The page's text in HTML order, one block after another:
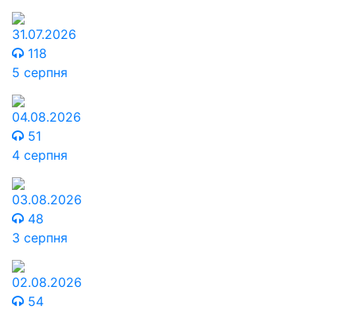
31.07.2026
118
5 серпня
04.08.2026
51
4 серпня
03.08.2026
48
3 серпня
02.08.2026
54